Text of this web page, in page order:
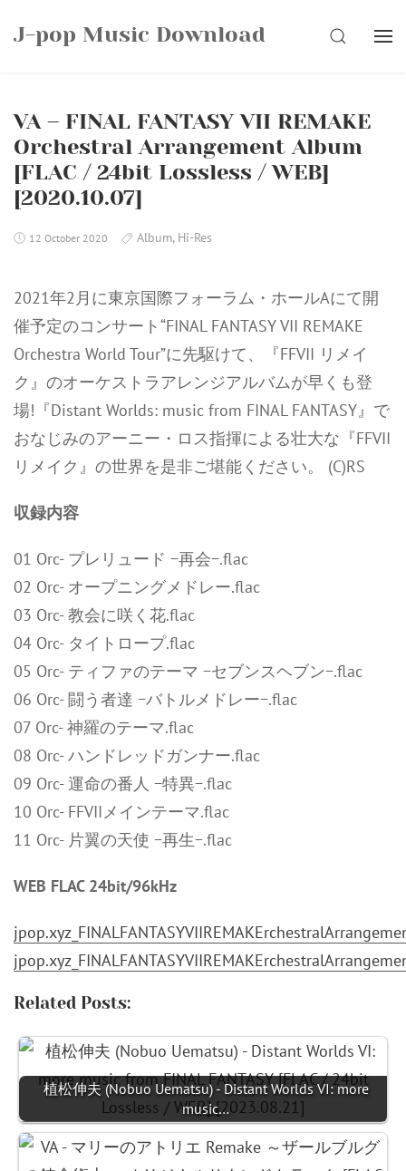
J-pop Music Download SEARCH
VA – FINAL FANTASY VII REMAKE
Orchestral Arrangement Album
[FLAC / 24bit Lossless / WEB]
[2020.10.07]
12 October 2020 Album, Hi-Res
2021年2月に東京国際フォーラム・ホールAにて開
催予定のコンサート“FINAL FANTASY VII REMAKE
Orchestra World Tour”に先駆けて、『FFVII リメイ
ク』のオーケストラアレンジアルバムが早くも登
場!『Distant Worlds: music from FINAL FANTASY』で
おなじみのアーニー・ロス指揮による壮大な『FFVII
リメイク』の世界を是非ご堪能ください。 (C)RS
収録内容
01 Orc- プレリュード −再会−.flac
02 Orc- オープニングメドレー.flac
03 Orc- 教会に咲く花.flac
04 Orc- タイトロープ.flac
05 Orc- ティファのテーマ −セブンスヘブン−.flac
06 Orc- 闘う者達 −バトルメドレー−.flac
07 Orc- 神羅のテーマ.flac
08 Orc- ハンドレッドガンナー.flac
09 Orc- 運命の番人 −特異−.flac
10 Orc- FFVIIメインテーマ.flac
11 Orc- 片翼の天使 −再生−.flac
WEB FLAC 24bit/96kHz
Related Posts:
植松伸夫 (Nobuo Uematsu) - Distant Worlds VI: more
music…